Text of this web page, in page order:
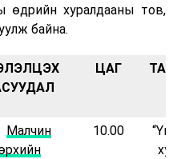
өдрийн хуралдааны тов,
байна.
ЦАГ
Малчин
10.00